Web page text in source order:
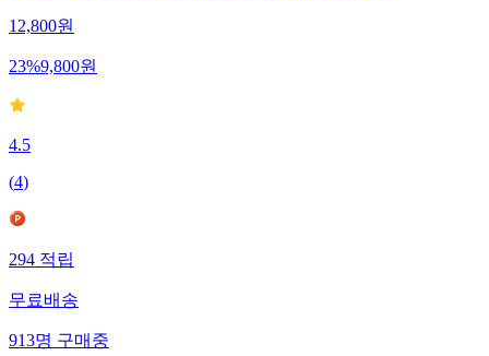
12,800원
23%9,800원
4.5
(4)
294적립
무료배송
913명구매중